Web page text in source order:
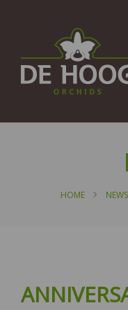
HOME NEWS